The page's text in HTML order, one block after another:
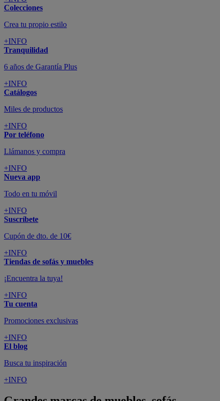
Colecciones
Crea tu propio estilo
+INFO
Tranquilidad
6 años de Garantía Plus
+INFO
Catálogos
Miles de productos
+INFO
Por teléfono
Llámanos y compra
+INFO
Nueva app
Todo en tu móvil
+INFO
Suscríbete
Cupón de dto. de 10€
+INFO
Tiendas de sofás y muebles
¡Encuentra la tuya!
+INFO
Tu cuenta
Promociones exclusivas
+INFO
El blog
Busca tu inspiración
+INFO